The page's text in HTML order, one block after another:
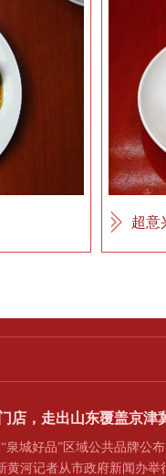
超意
店，走出山东覆盖京津
城好品”区域公共品牌公布
黄河记者从市政府新闻办